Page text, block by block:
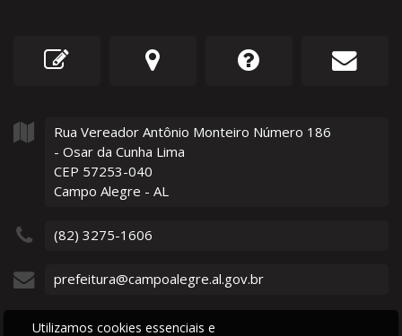
Rua Vereador Antônio Monteiro Número 186
- Osar da Cunha Lima
CEP 57253-040
Campo Alegre - AL
(82) 3275-1606
prefeitura@campoalegre.al.gov.br
Utilizamos cookies essenciais e